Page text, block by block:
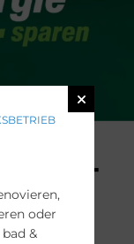
kom­
oder
&